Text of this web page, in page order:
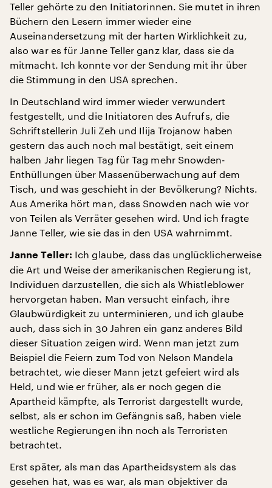
Teller gehörte zu den Initiatorinnen. Sie mutet in ihren
Büchern den Lesern immer wieder eine
Auseinandersetzung mit der harten Wirklichkeit zu,
also war es für Janne Teller ganz klar, dass sie da
mitmacht. Ich konnte vor der Sendung mit ihr über
die Stimmung in den USA sprechen.
In Deutschland wird immer wieder verwundert
festgestellt, und die Initiatoren des Aufrufs, die
Schriftstellerin Juli Zeh und Ilija Trojanow haben
gestern das auch noch mal bestätigt, seit einem
halben Jahr liegen Tag für Tag mehr Snowden-
Enthüllungen über Massenüberwachung auf dem
Tisch, und was geschieht in der Bevölkerung? Nichts.
Aus Amerika hört man, dass Snowden nach wie vor
von Teilen als Verräter gesehen wird. Und ich fragte
Janne Teller, wie sie das in den USA wahrnimmt.
Janne Teller: Ich glaube, dass das unglücklicherweise
die Art und Weise der amerikanischen Regierung ist,
Individuen darzustellen, die sich als Whistleblower
hervorgetan haben. Man versucht einfach, ihre
Glaubwürdigkeit zu unterminieren, und ich glaube
auch, dass sich in 30 Jahren ein ganz anderes Bild
dieser Situation zeigen wird. Wenn man jetzt zum
Beispiel die Feiern zum Tod von Nelson Mandela
betrachtet, wie dieser Mann jetzt gefeiert wird als
Held, und wie er früher, als er noch gegen die
Apartheid kämpfte, als Terrorist dargestellt wurde,
selbst, als er schon im Gefängnis saß, haben viele
westliche Regierungen ihn noch als Terroristen
betrachtet.
Erst später, als man das Apartheidsystem als das
gesehen hat, was es war, als man objektiver da